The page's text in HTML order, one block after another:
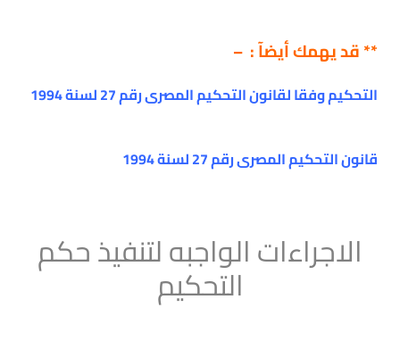
** قد يهمك أيضآ : –
التحكيم وفقا لقانون التحكيم المصرى رقم 27 لسنة 1994
قانون التحكيم المصرى رقم 27 لسنة 1994
الاجراءات الواجبه لتنفيذ حكم
التحكيم